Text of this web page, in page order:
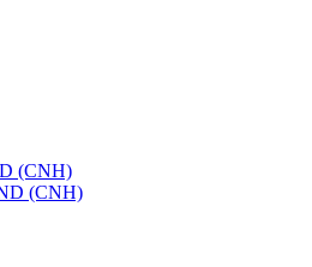
(CNH)
(CNH)